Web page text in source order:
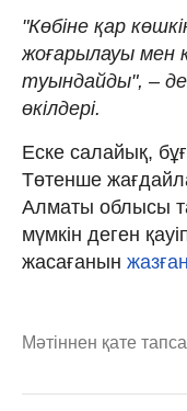
"Көбіне қар
жоғарылауы мен
туындайды", –
өкілдері.
Еске салайық,
Төтенше
Алматы облысы
мүмкін деген
жасағанын
Мәтіннен қате